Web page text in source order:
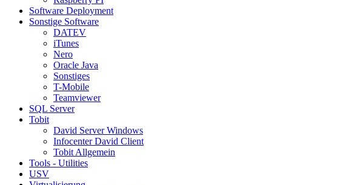
Software Deployment
Sonstige Software
DATEV
iTunes
Nero
Oracle Java
Sonstiges
T-Mobile
Teamviewer
SQL Server
Tobit
David Server Windows
Infocenter David Client
Tobit Allgemein
Tools - Utilities
USV